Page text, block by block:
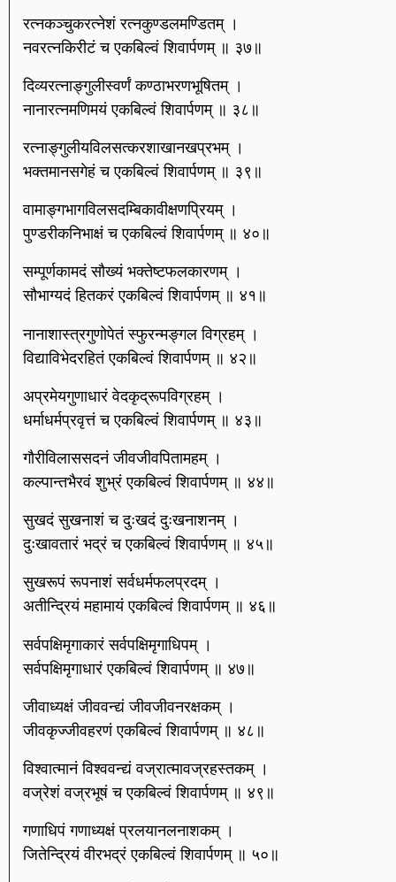
रत्नकञ्चुकरत्नेशं रत्नकुण्डलमण्डितम् ।
नवरत्नकिरीटं च एकबिल्वं शिवार्पणम् ॥ ३७॥
दिव्यरत्नाङ्गुलीस्वर्णं कण्ठाभरणभूषितम् ।
नानारत्नमणिमयं एकबिल्वं शिवार्पणम् ॥ ३८॥
रत्नाङ्गुलीयविलसत्करशाखानखप्रभम् ।
भक्तमानसगेहं च एकबिल्वं शिवार्पणम् ॥ ३९॥
वामाङ्गभागविलसदम्बिकावीक्षणप्रियम् ।
पुण्डरीकनिभाक्षं च एकबिल्वं शिवार्पणम् ॥ ४०॥
सम्पूर्णकामदं सौख्यं भक्तेष्टफलकारणम् ।
सौभाग्यदं हितकरं एकबिल्वं शिवार्पणम् ॥ ४१॥
नानाशास्त्रगुणोपेतं स्फुरन्मङ्गल विग्रहम् ।
विद्याविभेदरहितं एकबिल्वं शिवार्पणम् ॥ ४२॥
अप्रमेयगुणाधारं वेदकृद्रूपविग्रहम् ।
धर्माधर्मप्रवृत्तं च एकबिल्वं शिवार्पणम् ॥ ४३॥
गौरीविलाससदनं जीवजीवपितामहम् ।
कल्पान्तभैरवं शुभ्रं एकबिल्वं शिवार्पणम् ॥ ४४॥
सुखदं सुखनाशं च दुःखदं दुःखनाशनम् ।
दुःखावतारं भद्रं च एकबिल्वं शिवार्पणम् ॥ ४५॥
सुखरूपं रूपनाशं सर्वधर्मफलप्रदम् ।
अतीन्द्रियं महामायं एकबिल्वं शिवार्पणम् ॥ ४६॥
सर्वपक्षिमृगाकारं सर्वपक्षिमृगाधिपम् ।
सर्वपक्षिमृगाधारं एकबिल्वं शिवार्पणम् ॥ ४७॥
जीवाध्यक्षं जीववन्द्यं जीवजीवनरक्षकम् ।
जीवकृज्जीवहरणं एकबिल्वं शिवार्पणम् ॥ ४८॥
विश्वात्मानं विश्ववन्द्यं वज्रात्मावज्रहस्तकम् ।
वज्रेशं वज्रभूषं च एकबिल्वं शिवार्पणम् ॥ ४९॥
गणाधिपं गणाध्यक्षं प्रलयानलनाशकम् ।
जितेन्द्रियं वीरभद्रं एकबिल्वं शिवार्पणम् ॥ ५०॥